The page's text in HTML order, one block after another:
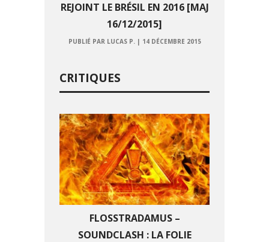
REJOINT LE BRÉSIL EN 2016 [MAJ
16/12/2015]
PUBLIÉ PAR LUCAS P.| 14 DÉCEMBRE 2015
CRITIQUES
FLOSSTRADAMUS –
SOUNDCLASH : LA FOLIE